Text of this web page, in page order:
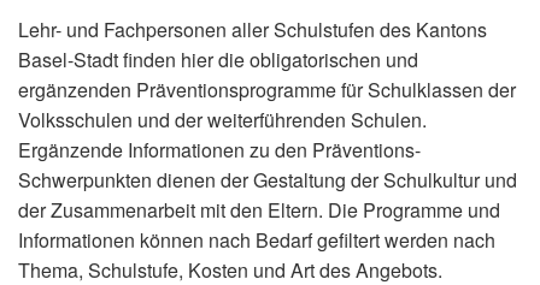
Lehr- und Fachpersonen aller Schulstufen des Kantons
Basel-Stadt finden hier die obligatorischen und
ergänzenden Präventionsprogramme für Schulklassen der
Volksschulen und der weiterführenden Schulen.
Ergänzende Informationen zu den Präventions-
Schwerpunkten dienen der Gestaltung der Schulkultur und
der Zusammenarbeit mit den Eltern. Die Programme und
Informationen können nach Bedarf gefiltert werden nach
Thema, Schulstufe, Kosten und Art des Angebots.